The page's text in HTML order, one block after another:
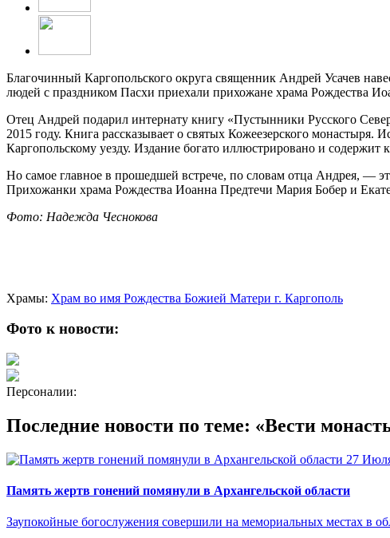
Благочинный Каргопольского округа священник Андрей Усачев
людей с праздником Пасхи приехали прихожане храма Рождества
Отец Андрей подарил интернату книгу «Пустынники Русского
2015 году. Книга рассказывает о святых Кожеезерского монастыря.
Каргопольскому уезду. Издание богато иллюстрировано и
Но самое главное в прошедшей встрече, по словам отца Андрея, —
Прихожанки храма Рождества Иоанна Предтечи Мария Бобер и
Фото: Надежда Чеснокова
Храмы: Храм во имя Рождества Божией Матери г. Каргополь
Фото к новости:
Персоналии:
Последние новости по теме: «Вести
27
Память жертв гонений помянули в Архангельской области
Заупокойные богослужения совершили на мемориальных местах в